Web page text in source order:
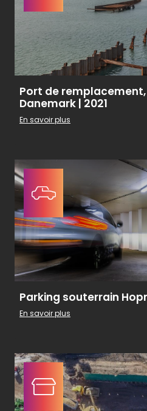
Port de
Danemark | 2021
En savoir plus
Parking souterrain
En savoir plus